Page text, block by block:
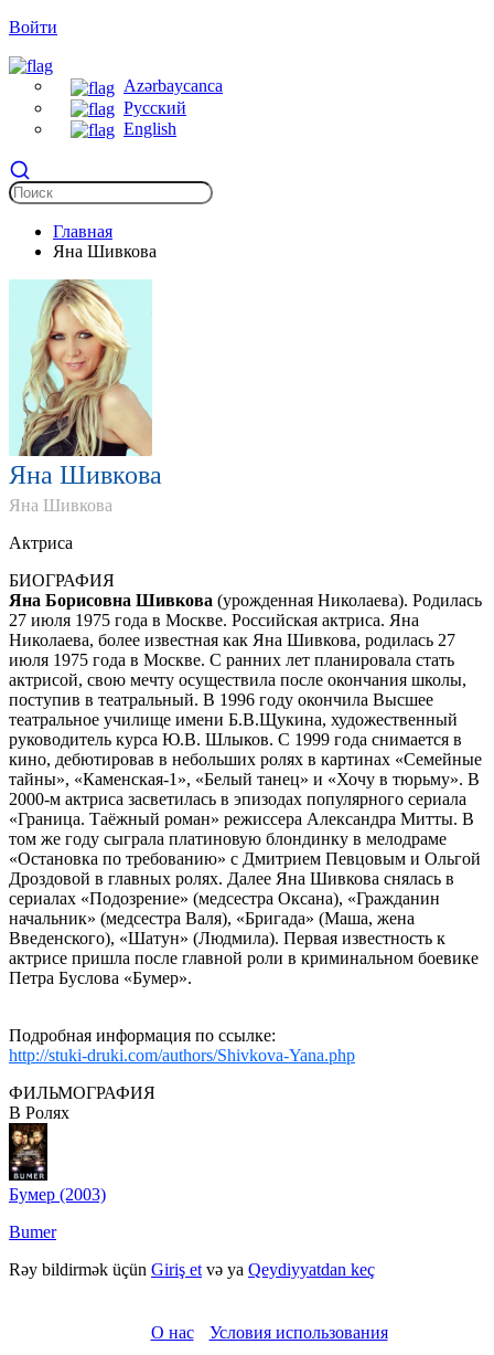
Войти
Azərbaycanca
Русский
English
Главная
Яна Шивкова
Яна Шивкова
Яна Шивкова
Актриса
БИОГРАФИЯ
Яна Борисовна Шивкова (урожденная Николаева). Родилась
27 июля 1975 года в Москве. Российская актриса. Яна
Николаева, более известная как Яна Шивкова, родилась 27
июля 1975 года в Москве. С ранних лет планировала стать
актрисой, свою мечту осуществила после окончания школы,
поступив в театральный. В 1996 году окончила Высшее
театральное училище имени Б.В.Щукина, художественный
руководитель курса Ю.В. Шлыков. С 1999 года снимается в
кино, дебютировав в небольших ролях в картинах «Семейные
тайны», «Каменская-1», «Белый танец» и «Хочу в тюрьму». В
2000-м актриса засветилась в эпизодах популярного сериала
«Граница. Таёжный роман» режиссера Александра Митты. В
том же году сыграла платиновую блондинку в мелодраме
«Остановка по требованию» с Дмитрием Певцовым и Ольгой
Дроздовой в главных ролях. Далее Яна Шивкова снялась в
сериалах «Подозрение» (медсестра Оксана), «Гражданин
начальник» (медсестра Валя), «Бригада» (Маша, жена
Введенского), «Шатун» (Людмила). Первая известность к
актрисе пришла после главной роли в криминальном боевике
Петра Буслова «Бумер».
Подробная информация по ссылке:
http://stuki-druki.com/authors/Shivkova-Yana.php
ФИЛЬМОГРАФИЯ
В Ролях
Бумер (2003)
Bumer
Rəy bildirmək üçün Giriş et və ya Qeydiyyatdan keç
О нас
Условия использования